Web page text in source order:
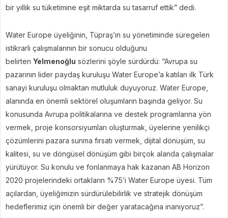
bir yıllık su tüketimine eşit miktarda su tasarruf ettik” dedi.
Water Europe üyeliğinin, Tüpraş’ın su yönetiminde süregelen
istikrarlı çalışmalarının bir sonucu olduğunu
belirten Yelmenoğlu sözlerini şöyle sürdürdü: “Avrupa su
pazarının lider paydaş kuruluşu Water Europe’a katılan ilk Türk
sanayi kuruluşu olmaktan mutluluk duyuyoruz. Water Europe,
alanında en önemli sektörel oluşumların başında geliyor. Su
konusunda Avrupa politikalarına ve destek programlarına yön
vermek, proje konsorsiyumları oluşturmak, üyelerine yenilikçi
çözümlerini pazara sunma fırsatı vermek, dijital dönüşüm, su
kalitesi, su ve döngüsel dönüşüm gibi birçok alanda çalışmalar
yürütüyor. Su konulu ve fonlanmaya hak kazanan AB Horizon
2020 projelerindeki ortakların %75’i Water Europe üyesi. Tüm
açılardan, üyeliğimizin sürdürülebilirlik ve stratejik dönüşüm
hedeflerimiz için önemli bir değer yaratacağına inanıyoruz”.